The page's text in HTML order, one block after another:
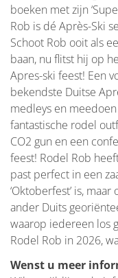
boeken met zijn
Rob is dé Après-Ski
Schoot Rob ooit als
baan, nu flitst hij op
Apres-ski feest! Een
bekendste Duitse
medleys en
fantastische rodel
CO2 gun en een
feest! Rodel Rob
past perfect in een
‘Oktoberfest’ is,
ander Duits
waarop iedereen los
Rodel Rob in 2026,
Wenst u meer